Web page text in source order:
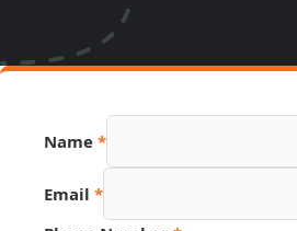
Hidden
Name *
Email *